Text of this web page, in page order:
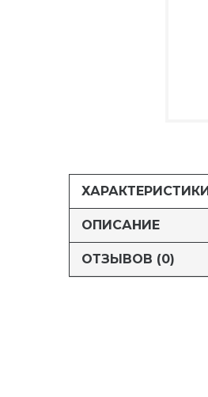
ХАРАКТЕРИСТИКИ
ОПИСАНИЕ
ОТЗЫВОВ (0)